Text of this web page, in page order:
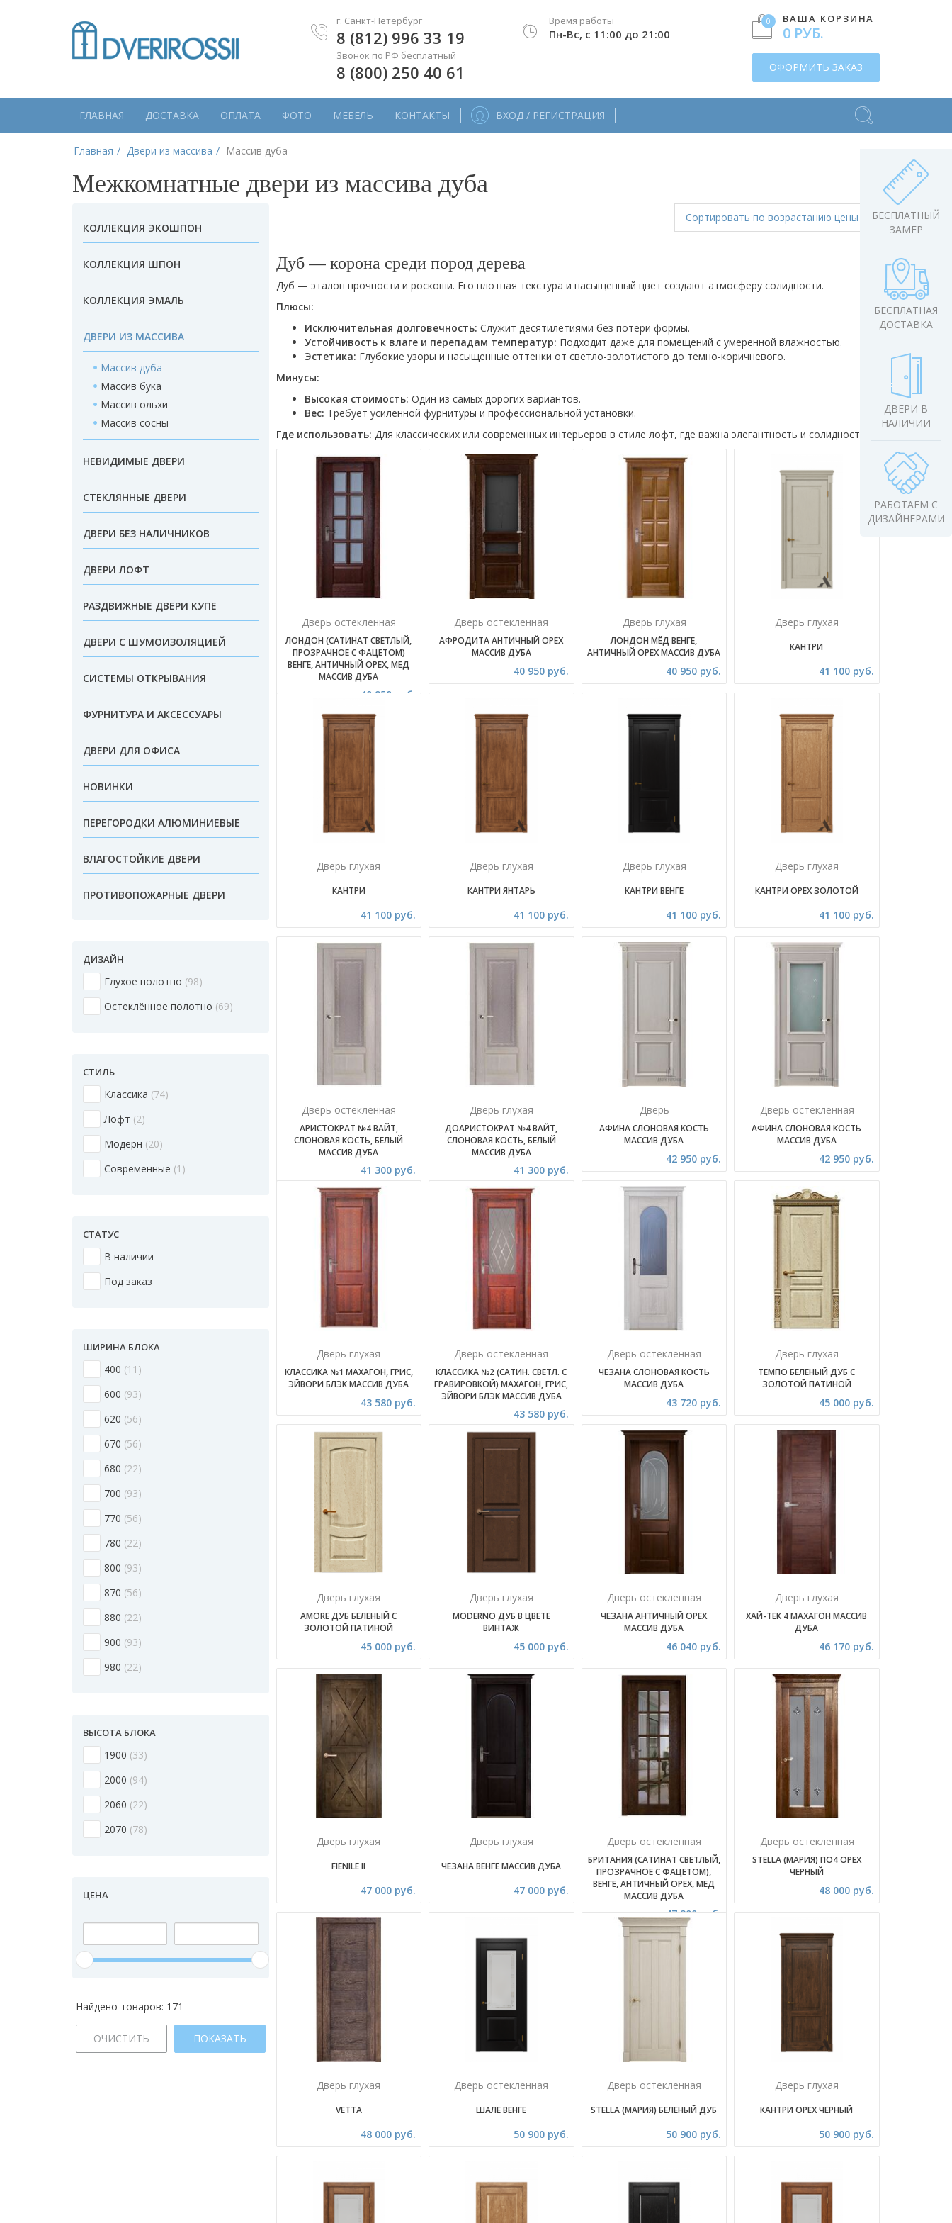
г. Санкт-Петербург
8 (812) 996 33 19
Звонок по РФ бесплатный
8 (800) 250 40 61
0 ВАША КОРЗИНА
0 РУБ.
ОФОРМИТЬ ЗАКАЗ
Время работы
Пн-Вс, с 11:00 до 21:00
ГЛАВНАЯ ДОСТАВКА ОПЛАТА ФОТО МЕБЕЛЬ КОНТАКТЫ ВХОД / РЕГИСТРАЦИЯ
БЕСПЛАТНЫЙ
ЗАМЕР
БЕСПЛАТНАЯ
ДОСТАВКА
ДВЕРИ В
НАЛИЧИИ
РАБОТАЕМ С
ДИЗАЙНЕРАМИ
Главная Двери из массива Массив дуба
Межкомнатные двери из массива дуба
КОЛЛЕКЦИЯ ЭКОШПОН
КОЛЛЕКЦИЯ ШПОН
КОЛЛЕКЦИЯ ЭМАЛЬ
ДВЕРИ ИЗ МАССИВА
Массив дуба
Массив бука
Массив ольхи
Массив сосны
НЕВИДИМЫЕ ДВЕРИ
СТЕКЛЯННЫЕ ДВЕРИ
ДВЕРИ БЕЗ НАЛИЧНИКОВ
ДВЕРИ ЛОФТ
РАЗДВИЖНЫЕ ДВЕРИ КУПЕ
ДВЕРИ С ШУМОИЗОЛЯЦИЕЙ
СИСТЕМЫ ОТКРЫВАНИЯ
ФУРНИТУРА И АКСЕССУАРЫ
ДВЕРИ ДЛЯ ОФИСА
НОВИНКИ
ПЕРЕГОРОДКИ АЛЮМИНИЕВЫЕ
ВЛАГОСТОЙКИЕ ДВЕРИ
ПРОТИВОПОЖАРНЫЕ ДВЕРИ
ДИЗАЙН
Глухое полотно 98
Остеклённое полотно 69
СТИЛЬ
Классика 74
Лофт 2
Модерн 20
Современные 1
СТАТУС
В наличии
Под заказ
ШИРИНА БЛОКА
400 11
600 93
620 56
670 56
680 22
700 93
770 56
780 22
800 93
870 56
880 22
900 93
980 22
ВЫСОТА БЛОКА
1900 33
2000 94
2060 22
2070 78
ЦЕНА
Найдено товаров: 171
ОЧИСТИТЬ ПОКАЗАТЬ
Сортировать по возрастанию цены
Дуб — корона среди пород дерева
Дуб — эталон прочности и роскоши. Его плотная текстура и насыщенный цвет создают атмосферу солидности.
Плюсы:
Исключительная долговечность: Служит десятилетиями без потери формы.
Устойчивость к влаге и перепадам температур: Подходит даже для помещений с умеренной влажностью.
Эстетика: Глубокие узоры и насыщенные оттенки от светло-золотистого до темно-коричневого.
Минусы:
Высокая стоимость: Один из самых дорогих вариантов.
Вес: Требует усиленной фурнитуры и профессиональной установки.
Где использовать: Для классических или современных интерьеров в стиле лофт, где важна элегантность и солидность.
Дверь остекленная
ЛОНДОН (САТИНАТ СВЕТЛЫЙ,
ПРОЗРАЧНОЕ С ФАЦЕТОМ)
ВЕНГЕ, АНТИЧНЫЙ ОРЕХ, МЕД
МАССИВ ДУБА
40 950 руб.
Дверь остекленная
АФРОДИТА АНТИЧНЫЙ ОРЕХ
МАССИВ ДУБА
40 950 руб.
Дверь глухая
ЛОНДОН МЁД ВЕНГЕ,
АНТИЧНЫЙ ОРЕХ МАССИВ ДУБА
40 950 руб.
Дверь глухая
КАНТРИ
41 100 руб.
Дверь глухая
КАНТРИ
41 100 руб.
Дверь глухая
КАНТРИ ЯНТАРЬ
41 100 руб.
Дверь глухая
КАНТРИ ВЕНГЕ
41 100 руб.
Дверь глухая
КАНТРИ ОРЕХ ЗОЛОТОЙ
41 100 руб.
Дверь остекленная
АРИСТОКРАТ №4 ВАЙТ,
СЛОНОВАЯ КОСТЬ, БЕЛЫЙ
МАССИВ ДУБА
41 300 руб.
Дверь глухая
ДОАРИСТОКРАТ №4 ВАЙТ,
СЛОНОВАЯ КОСТЬ, БЕЛЫЙ
МАССИВ ДУБА
41 300 руб.
Дверь
АФИНА СЛОНОВАЯ КОСТЬ
МАССИВ ДУБА
42 950 руб.
Дверь остекленная
АФИНА СЛОНОВАЯ КОСТЬ
МАССИВ ДУБА
42 950 руб.
Дверь глухая
КЛАССИКА №1 МАХАГОН, ГРИС,
ЭЙВОРИ БЛЭК МАССИВ ДУБА
43 580 руб.
Дверь остекленная
КЛАССИКА №2 (САТИН. СВЕТЛ. С
ГРАВИРОВКОЙ) МАХАГОН, ГРИС,
ЭЙВОРИ БЛЭК МАССИВ ДУБА
43 580 руб.
Дверь остекленная
ЧЕЗАНА СЛОНОВАЯ КОСТЬ
МАССИВ ДУБА
43 720 руб.
Дверь глухая
ТЕМПО БЕЛЕНЫЙ ДУБ С
ЗОЛОТОЙ ПАТИНОЙ
45 000 руб.
Дверь глухая
AMORE ДУБ БЕЛЕНЫЙ С
ЗОЛОТОЙ ПАТИНОЙ
45 000 руб.
Дверь глухая
MODERNO ДУБ В ЦВЕТЕ
ВИНТАЖ
45 000 руб.
Дверь остекленная
ЧЕЗАНА АНТИЧНЫЙ ОРЕХ
МАССИВ ДУБА
46 040 руб.
Дверь глухая
ХАЙ-ТЕК 4 МАХАГОН МАССИВ
ДУБА
46 170 руб.
Дверь глухая
FIENILE II
47 000 руб.
Дверь глухая
ЧЕЗАНА ВЕНГЕ МАССИВ ДУБА
47 000 руб.
Дверь остекленная
БРИТАНИЯ (САТИНАТ СВЕТЛЫЙ,
ПРОЗРАЧНОЕ С ФАЦЕТОМ),
ВЕНГЕ, АНТИЧНЫЙ ОРЕХ, МЕД
МАССИВ ДУБА
47 200 руб.
Дверь остекленная
STELLA (МАРИЯ) ПО4 ОРЕХ
ЧЕРНЫЙ
48 000 руб.
Дверь глухая
VETTA
48 000 руб.
Дверь остекленная
ШАЛЕ ВЕНГЕ
50 900 руб.
Дверь остекленная
STELLA (МАРИЯ) БЕЛЕНЫЙ ДУБ
50 900 руб.
Дверь глухая
КАНТРИ ОРЕХ ЧЕРНЫЙ
50 900 руб.